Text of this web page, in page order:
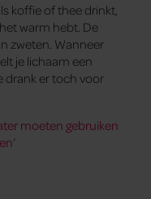
koffie of thee drinkt,
warm hebt. De
zweten. Wanneer
je lichaam een
drank er toch voor
moeten gebruiken
‘